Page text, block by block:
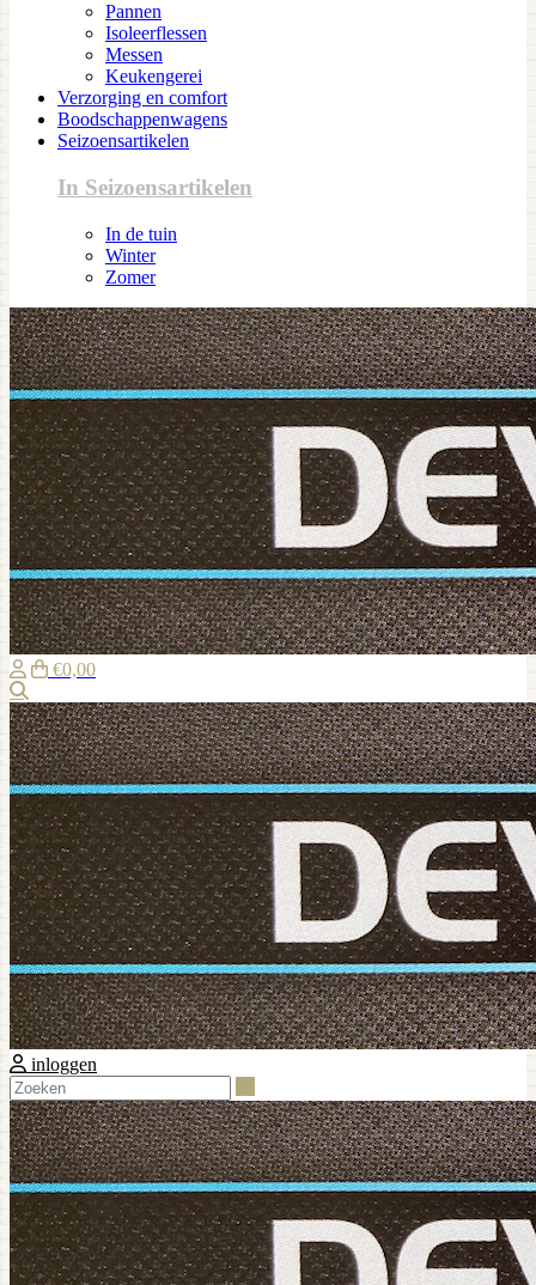
Pannen
Isoleerflessen
Messen
Keukengerei
Verzorging en comfort
Boodschappenwagens
Seizoensartikelen
In Seizoensartikelen
In de tuin
Winter
Zomer
€0,00
inloggen